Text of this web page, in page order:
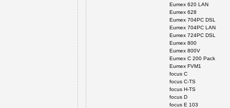
Eumex 620 LAN
Eumex 628
Eumex 704PC DSL
Eumex 704PC LAN
Eumex 724PC DSL
Eumex 800
Eumex 800V
Eumex C 200 Pack
Eumex FVM1
focus C
focus C-TS
focus H-TS
focus D
focus E 103